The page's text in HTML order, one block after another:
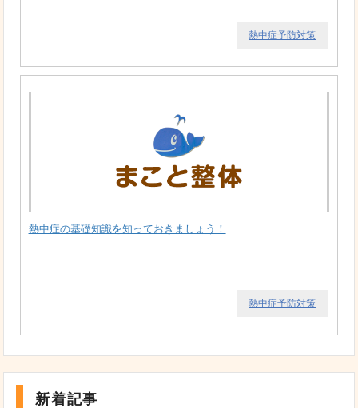
熱中症予防対策
熱中症の基礎知識を知っておきましょう！
熱中症予防対策
新着記事